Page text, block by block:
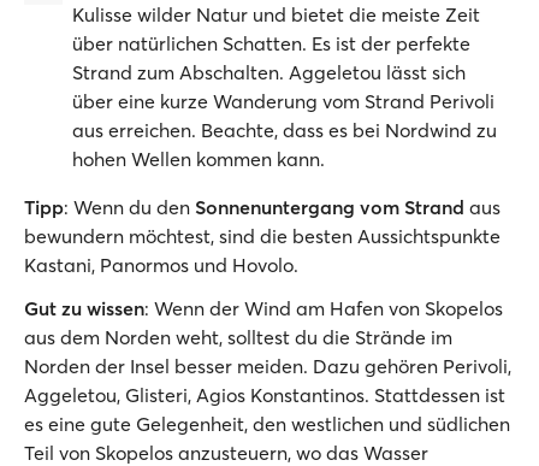
Kulisse wilder Natur und bietet die meiste Zeit
über natürlichen Schatten. Es ist der perfekte
Strand zum Abschalten. Aggeletou lässt sich
über eine kurze Wanderung vom Strand Perivoli
aus erreichen. Beachte, dass es bei Nordwind zu
hohen Wellen kommen kann.
Tipp: Wenn du den Sonnenuntergang vom Strand aus
bewundern möchtest, sind die besten Aussichtspunkte
Kastani, Panormos und Hovolo.
Gut zu wissen: Wenn der Wind am Hafen von Skopelos
aus dem Norden weht, solltest du die Strände im
Norden der Insel besser meiden. Dazu gehören Perivoli,
Aggeletou, Glisteri, Agios Konstantinos. Stattdessen ist
es eine gute Gelegenheit, den westlichen und südlichen
Teil von Skopelos anzusteuern, wo das Wasser